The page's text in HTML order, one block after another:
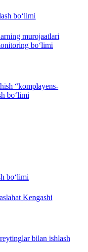
bo‘limi
murojaatlari
bo‘limi
“komplayens-
bo‘limi
bo‘limi
Kengashi
bilan ishlash